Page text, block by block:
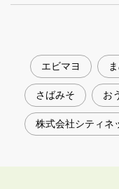
エビマヨ
さばみそ お
株式会社シティネ